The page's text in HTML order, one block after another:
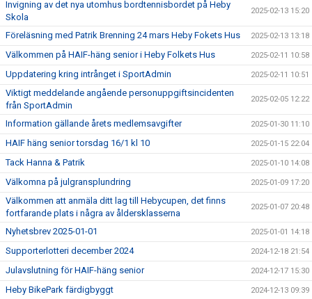
Invigning av det nya utomhus bordtennisbordet på Heby
Skola
2025-02-13 15:20
Föreläsning med Patrik Brenning 24 mars Heby Fokets Hus 2025-02-13 13:18
Välkommen på HAIF-häng senior i Heby Folkets Hus 2025-02-11 10:58
Uppdatering kring intrånget i SportAdmin 2025-02-11 10:51
Viktigt meddelande angående personuppgiftsincidenten
från SportAdmin
2025-02-05 12:22
Information gällande årets medlemsavgifter 2025-01-30 11:10
HAIF häng senior torsdag 16/1 kl 10 2025-01-15 22:04
Tack Hanna & Patrik 2025-01-10 14:08
Välkomna på julgransplundring 2025-01-09 17:20
Välkommen att anmäla ditt lag till Hebycupen, det finns
fortfarande plats i några av åldersklasserna
2025-01-07 20:48
Nyhetsbrev 2025-01-01 2025-01-01 14:18
Supporterlotteri december 2024 2024-12-18 21:54
Julavslutning för HAIF-häng senior 2024-12-17 15:30
Heby BikePark färdigbyggt 2024-12-13 09:39